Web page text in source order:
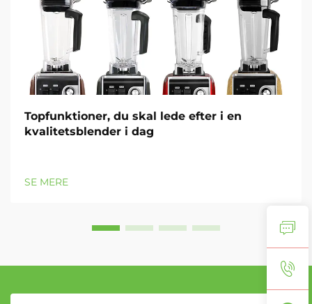
Topfunktioner, du skal lede efter i en
kvalitetsblender i dag
SE MERE